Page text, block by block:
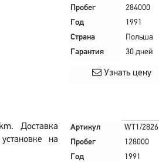
Пробег
284000
Год
1991
Страна
Польша
Гарантия
30 дней
Узнать цену
Доставка
на
Артикул
WT1/2826
Пробег
128000
Год
1991